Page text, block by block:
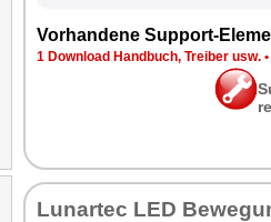
Vor­han­de­ne Sup­port-
1 Down­load Hand­buch, Trei­ber usw. •
Lun­ar­tec LED